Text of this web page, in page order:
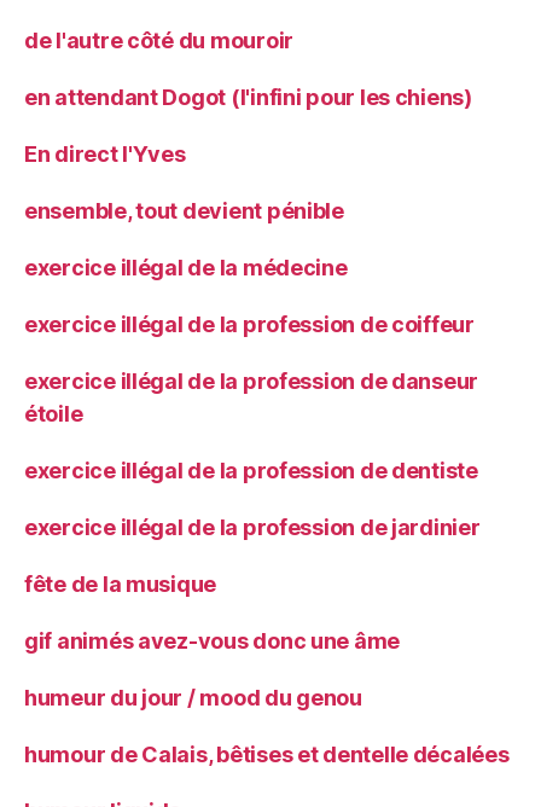
de l'autre côté du mouroir
en attendant Dogot (l'infini pour les chiens)
En direct l'Yves
ensemble, tout devient pénible
exercice illégal de la médecine
exercice illégal de la profession de coiffeur
exercice illégal de la profession de danseur
étoile
exercice illégal de la profession de dentiste
exercice illégal de la profession de jardinier
fête de la musique
gif animés avez-vous donc une âme
humeur du jour / mood du genou
humour de Calais, bêtises et dentelle décalées